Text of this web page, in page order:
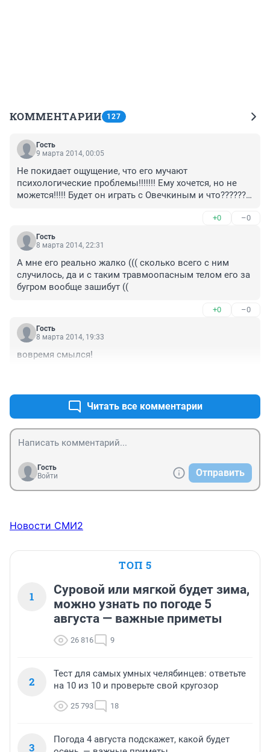
КОММЕНТАРИИ 127
Гость
9 марта 2014, 00:05
Не покидает ощущение, что его мучают
психологические проблемы!!!!!!! Ему хочется, но не
можется!!!!! Будет он играть с Овечкиным и что???????
+0 –0
Гость
8 марта 2014, 22:31
А мне его реально жалко ((( сколько всего с ним
случилось, да и с таким травмоопасным телом его за
бугром вообще зашибут ((
+0 –0
Гость
8 марта 2014, 19:33
вовремя смылся!
Читать все комментарии
Гость
Войти
Отправить
Новости СМИ2
ТОП 5
1
Суровой или мягкой будет зима,
можно узнать по погоде 5
августа — важные приметы
26 816 9
2
Тест для самых умных челябинцев: ответьте
на 10 из 10 и проверьте свой кругозор
25 793 18
3
Погода 4 августа подскажет, какой будет